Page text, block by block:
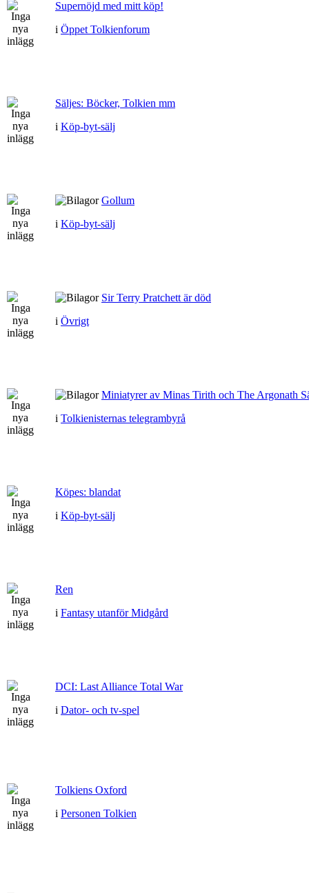
Supernöjd med mitt köp!
i Öppet Tolkienforum
Säljes: Böcker, Tolkien mm
i Köp-byt-sälj
Gollum
i Köp-byt-sälj
Sir Terry Pratchett är död
i Övrigt
Miniatyrer av Minas Tirith och The Argonath
i Tolkienisternas telegrambyrå
Köpes: blandat
i Köp-byt-sälj
Ren
i Fantasy utanför Midgård
DCI: Last Alliance Total War
i Dator- och tv-spel
Tolkiens Oxford
i Personen Tolkien